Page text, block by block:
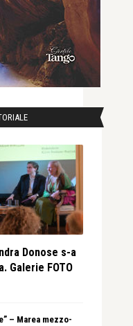
Donose s-a
Galerie FOTO
– Marea mezzo-